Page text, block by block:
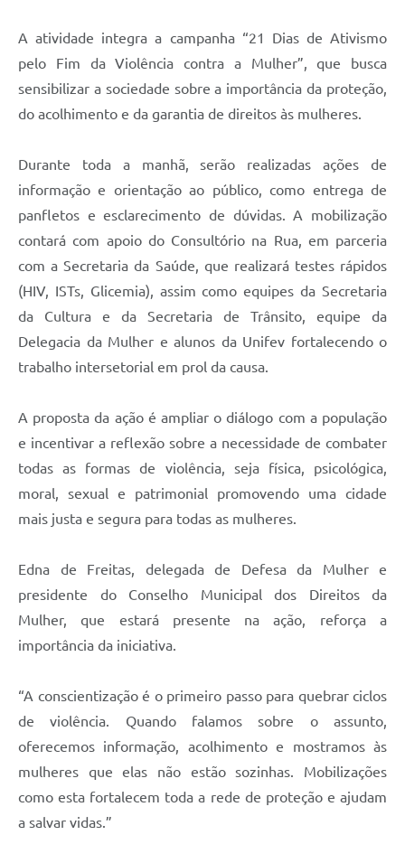
A atividade integra a campanha “21 Dias de Ativismo
pelo Fim da Violência contra a Mulher”, que busca
sensibilizar a sociedade sobre a importância da proteção,
do acolhimento e da garantia de direitos às mulheres.
Durante toda a manhã, serão realizadas ações de
informação e orientação ao público, como entrega de
panfletos e esclarecimento de dúvidas. A mobilização
contará com apoio do Consultório na Rua, em parceria
com a Secretaria da Saúde, que realizará testes rápidos
(HIV, ISTs, Glicemia), assim como equipes da Secretaria
da Cultura e da Secretaria de Trânsito, equipe da
Delegacia da Mulher e alunos da Unifev fortalecendo o
trabalho intersetorial em prol da causa.
A proposta da ação é ampliar o diálogo com a população
e incentivar a reflexão sobre a necessidade de combater
todas as formas de violência, seja física, psicológica,
moral, sexual e patrimonial promovendo uma cidade
mais justa e segura para todas as mulheres.
Edna de Freitas, delegada de Defesa da Mulher e
presidente do Conselho Municipal dos Direitos da
Mulher, que estará presente na ação, reforça a
importância da iniciativa.
“A conscientização é o primeiro passo para quebrar ciclos
de violência. Quando falamos sobre o assunto,
oferecemos informação, acolhimento e mostramos às
mulheres que elas não estão sozinhas. Mobilizações
como esta fortalecem toda a rede de proteção e ajudam
a salvar vidas.”